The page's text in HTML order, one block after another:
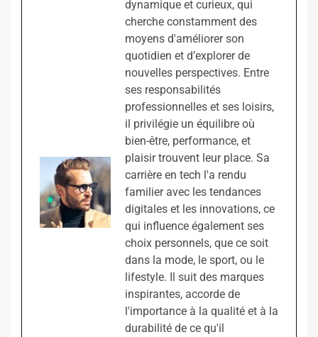
dynamique et curieux, qui
cherche constamment des
moyens d'améliorer son
quotidien et d’explorer de
nouvelles perspectives. Entre
ses responsabilités
professionnelles et ses loisirs,
il privilégie un équilibre où
bien-être, performance, et
plaisir trouvent leur place. Sa
carrière en tech l'a rendu
familier avec les tendances
digitales et les innovations, ce
qui influence également ses
choix personnels, que ce soit
dans la mode, le sport, ou le
lifestyle. Il suit des marques
inspirantes, accorde de
l'importance à la qualité et à la
durabilité de ce qu'il